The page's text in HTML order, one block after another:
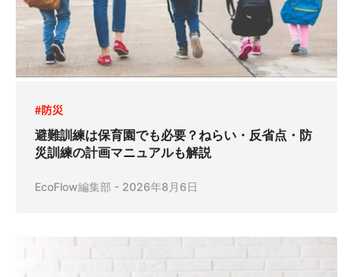
#防災
避難訓練は保育園でも必要？ねらい・反省点・防
災訓練の計画マニュアルも解説
EcoFlow編集部 - 2026年8月6日